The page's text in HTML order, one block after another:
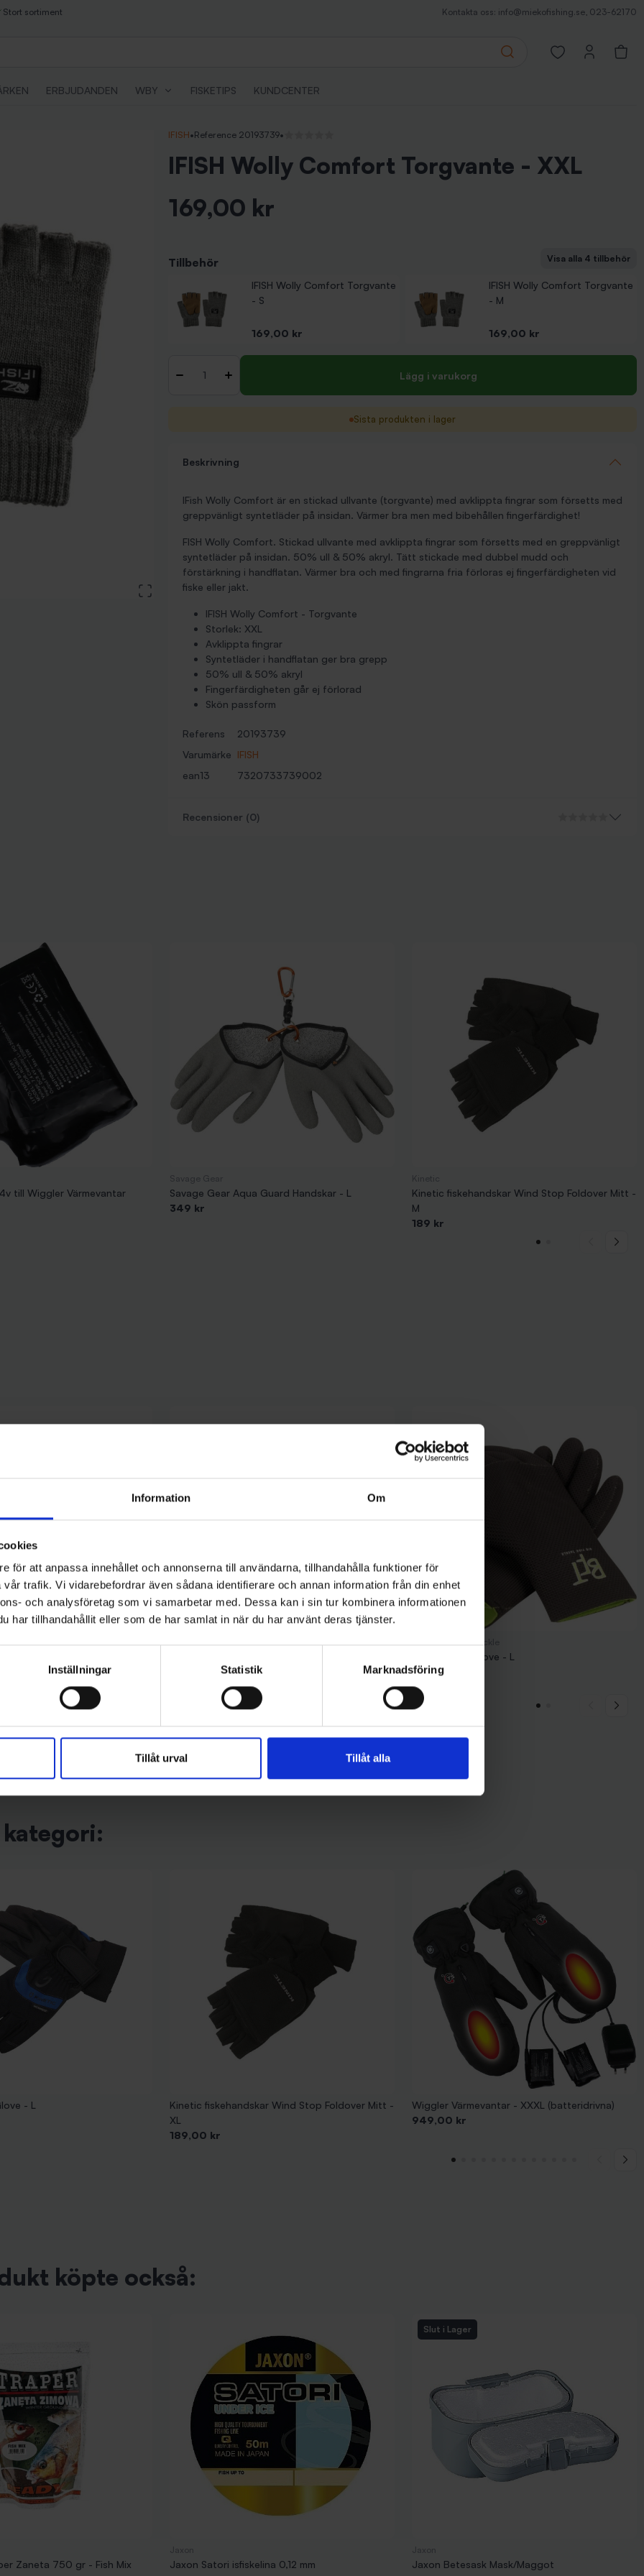
Information Om
för att anpassa innehållet och annonserna till användarna, tillhandahålla funktioner för
trafik. Vi vidarebefordrar även sådana identifierare och annan information från din enhet
och analysföretag som vi samarbetar med. Dessa kan i sin tur kombinera informationen
har tillhandahållit eller som de har samlat in när du har använt deras tjänster.
Inställningar Statistik Marknadsföring
Tillåt urval Tillåt alla
Stort sortiment Kontakta oss: info@miekofishing.se, 023-62170
Search
Open favorites
ERBJUDANDEN WBY FISKETIPS KUNDCENTER
View large image
IFISH•Reference 20193739•
IFISH Wolly Comfort Torgvante - XXL
169,00 kr
Tillbehör Visa alla 4 tillbehör
IFISH Wolly Comfort Torgvante
- S
Pris
169,00 kr
IFISH Wolly Comfort Torgvante
- M
Pris
169,00 kr
Pris
169,00 kr
Pris
169,00 kr
- + Lägg i varukorg
Sista produkten i lager
Beskrivning
IFish Wolly Comfort är en stickad ullvante (torgvante) med avklippta fingrar som försetts med
greppvänligt syntetläder på insidan. Värmer bra men med bibehållen fingerfärdighet!
FISH Wolly Comfort. Stickad ullvante med avklippta fingrar som försetts med en greppvänligt
syntetläder på insidan. 50% ull & 50% akryl. Tätt stickade med dubbel mudd och
förstärkning i handflatan. Värmer bra och med fingrarna fria förloras ej fingerfärdigheten vid
fiske eller jakt.
IFISH Wolly Comfort - Torgvante
Storlek: XXL
Avklippta fingrar
Syntetläder i handflatan ger bra grepp
50% ull & 50% akryl
Fingerfärdigheten går ej förlorad
Skön passform
Referens
20193739
Varumärke IFISH
ean13
7320733739002
Recensioner (0)
till Wiggler Värmevantar
Savage Gear Aqua Guard Handskar - L
349 kr
Kinetic fiskehandskar Wind Stop Foldover Mitt -
M
189 kr
Wiggler BFT - Big Fish Tackle
BFT Atlantic Glove - L
329 kr
- L
Kinetic fiskehandskar Wind Stop Foldover Mitt -
XL
Pris
189,00 kr
Wiggler Värmevantar - XXXL (batteridrivna)
Pris
949,00 kr
köpte också:
Zaneta 750 gr - Fish Mix
Jaxon Satori isfiskelina 0,12 mm
Slut i Lager
Jaxon Betesask Mask/Maggot